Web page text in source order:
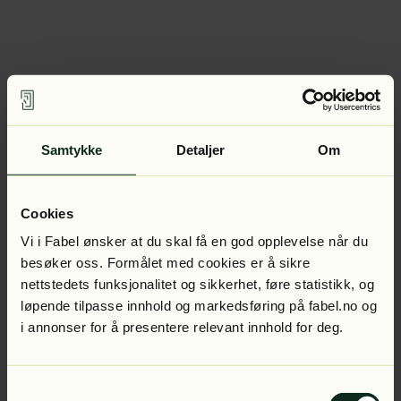
Samtykke Detaljer Om
Cookies
Vi i Fabel ønsker at du skal få en god opplevelse når du
besøker oss. Formålet med cookies er å sikre
nettstedets funksjonalitet og sikkerhet, føre statistikk, og
løpende tilpasse innhold og markedsføring på fabel.no og
i annonser for å presentere relevant innhold for deg.